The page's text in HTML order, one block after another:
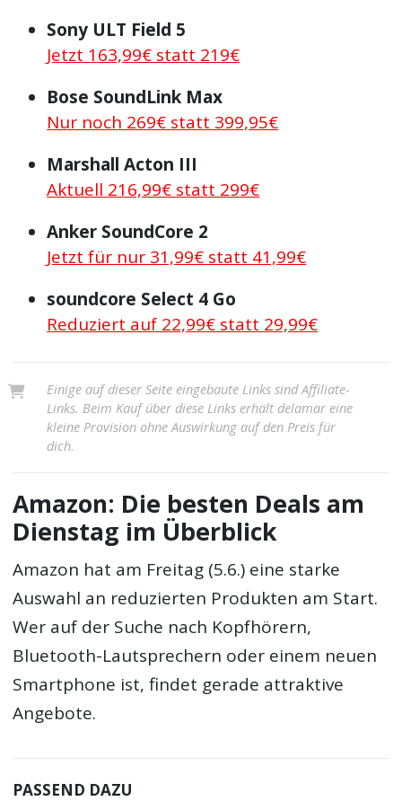
Sony ULT Field 5
Jetzt 163,99€ statt 219€
Bose SoundLink Max
Nur noch 269€ statt 399,95€
Marshall Acton III
Aktuell 216,99€ statt 299€
Anker SoundCore 2
Jetzt für nur 31,99€ statt 41,99€
soundcore Select 4 Go
Reduziert auf 22,99€ statt 29,99€
Einige auf dieser Seite eingebaute Links sind Affiliate-
Links. Beim Kauf über diese Links erhält delamar eine
kleine Provision ohne Auswirkung auf den Preis für
dich.
Amazon: Die besten Deals am
Dienstag im Überblick
Amazon hat am Freitag (5.6.) eine starke
Auswahl an reduzierten Produkten am Start.
Wer auf der Suche nach Kopfhörern,
Bluetooth-Lautsprechern oder einem neuen
Smartphone ist, findet gerade attraktive
Angebote.
PASSEND DAZU